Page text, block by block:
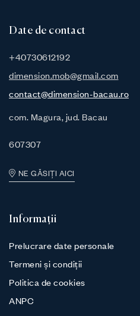
Date de contact
+40730612192
dimension.mob@gmail.com
contact@dimension-bacau.ro
com. Magura, jud. Bacau
607307
NE GĂSIȚI AICI
Informații
Prelucrare date personale
Termeni și condiții
Politica de cookies
ANPC